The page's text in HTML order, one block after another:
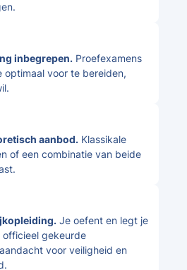
inbegrepen. Proefexamens
optimaal voor te bereiden,
aanbod. Klassikale
of een combinatie van beide
Je oefent en legt je
gekeurde
voor veiligheid en